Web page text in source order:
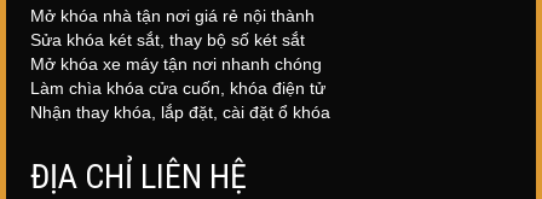
Mở khóa nhà tận nơi giá rẻ nội thành
Sửa khóa két sắt, thay bộ số két sắt
Mở khóa xe máy tận nơi nhanh chóng
Làm chìa khóa cửa cuốn, khóa điện tử
Nhận thay khóa, lắp đặt, cài đặt ổ khóa
ĐỊA CHỈ LIÊN HỆ